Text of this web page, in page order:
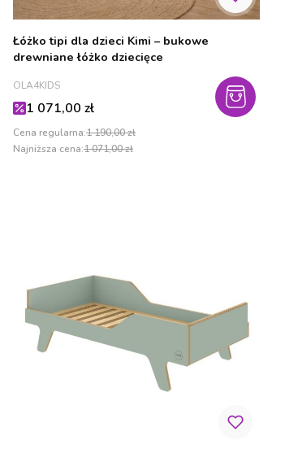
Łóżko tipi dla dzieci Kimi – bukowe
drewniane łóżko dziecięce
PRODUCENT
OLA4KIDS
Cena promocyjna
1 071,00 zł
Cena regularna:1 190,00 zł
Najniższa cena:1 071,00 zł